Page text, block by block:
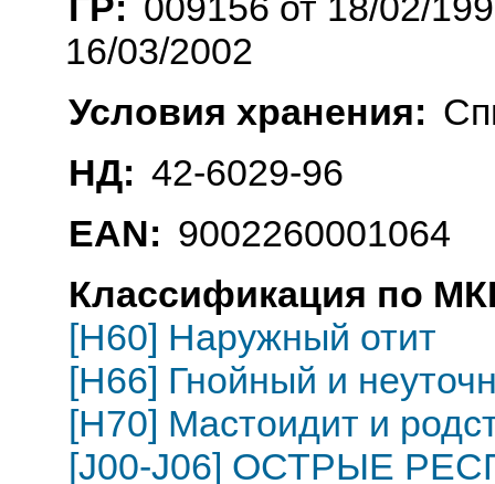
16/03/2002
Условия хранения:
НД: 42-6029-96
EAN: 9002260001064
Классификация по
[H60] Наружный отит
[H66] Гнойный и
[H70] Мастоидит и
[J00-J06] ОСТРЫЕ